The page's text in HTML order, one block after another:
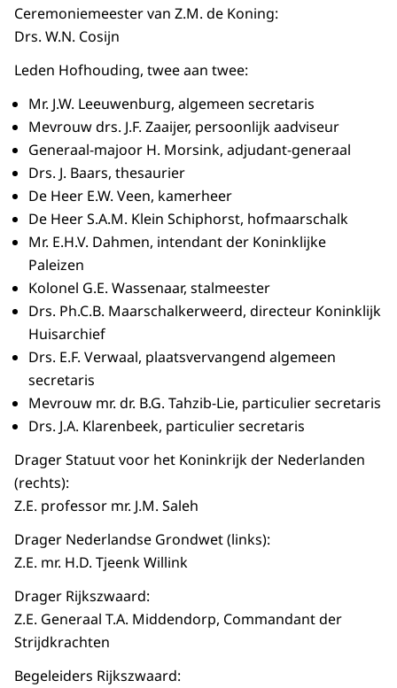
Ceremoniemeester van Z.M. de Koning:
Drs. W.N. Cosijn
Leden Hofhouding, twee aan twee:
Mr. J.W. Leeuwenburg, algemeen secretaris
Mevrouw drs. J.F. Zaaijer, persoonlijk aadviseur
Generaal-majoor H. Morsink, adjudant-generaal
Drs. J. Baars, thesaurier
De Heer E.W. Veen, kamerheer
De Heer S.A.M. Klein Schiphorst, hofmaarschalk
Mr. E.H.V. Dahmen, intendant der Koninklijke
Paleizen
Kolonel G.E. Wassenaar, stalmeester
Drs. Ph.C.B. Maarschalkerweerd, directeur Koninklijk
Huisarchief
Drs. E.F. Verwaal, plaatsvervangend algemeen
secretaris
Mevrouw mr. dr. B.G. Tahzib-Lie, particulier secretaris
Drs. J.A. Klarenbeek, particulier secretaris
Drager Statuut voor het Koninkrijk der Nederlanden
(rechts):
Z.E. professor mr. J.M. Saleh
Drager Nederlandse Grondwet (links):
Z.E. mr. H.D. Tjeenk Willink
Drager Rijkszwaard:
Z.E. Generaal T.A. Middendorp, Commandant der
Strijdkrachten
Begeleiders Rijkszwaard: